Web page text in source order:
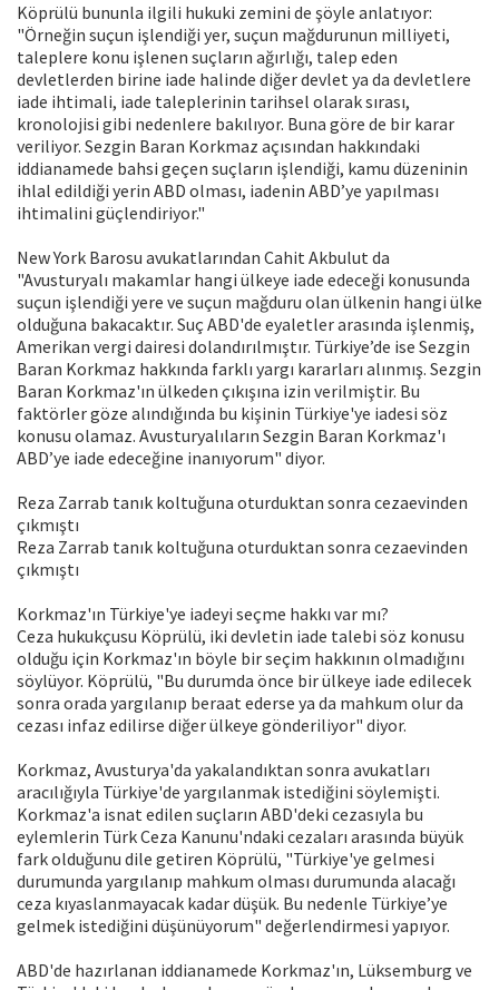
Köprülü bununla ilgili hukuki zemini de şöyle anlatıyor:
"Örneğin suçun işlendiği yer, suçun mağdurunun milliyeti,
taleplere konu işlenen suçların ağırlığı, talep eden
devletlerden birine iade halinde diğer devlet ya da devletlere
iade ihtimali, iade taleplerinin tarihsel olarak sırası,
kronolojisi gibi nedenlere bakılıyor. Buna göre de bir karar
veriliyor. Sezgin Baran Korkmaz açısından hakkındaki
iddianamede bahsi geçen suçların işlendiği, kamu düzeninin
ihlal edildiği yerin ABD olması, iadenin ABD’ye yapılması
ihtimalini güçlendiriyor."
New York Barosu avukatlarından Cahit Akbulut da
"Avusturyalı makamlar hangi ülkeye iade edeceği konusunda
suçun işlendiği yere ve suçun mağduru olan ülkenin hangi ülke
olduğuna bakacaktır. Suç ABD'de eyaletler arasında işlenmiş,
Amerikan vergi dairesi dolandırılmıştır. Türkiye’de ise Sezgin
Baran Korkmaz hakkında farklı yargı kararları alınmış. Sezgin
Baran Korkmaz'ın ülkeden çıkışına izin verilmiştir. Bu
faktörler göze alındığında bu kişinin Türkiye'ye iadesi söz
konusu olamaz. Avusturyalıların Sezgin Baran Korkmaz'ı
ABD’ye iade edeceğine inanıyorum" diyor.
Reza Zarrab tanık koltuğuna oturduktan sonra cezaevinden
çıkmıştı
Reza Zarrab tanık koltuğuna oturduktan sonra cezaevinden
çıkmıştı
Korkmaz'ın Türkiye'ye iadeyi seçme hakkı var mı?
Ceza hukukçusu Köprülü, iki devletin iade talebi söz konusu
olduğu için Korkmaz'ın böyle bir seçim hakkının olmadığını
söylüyor. Köprülü, "Bu durumda önce bir ülkeye iade edilecek
sonra orada yargılanıp beraat ederse ya da mahkum olur da
cezası infaz edilirse diğer ülkeye gönderiliyor" diyor.
Korkmaz, Avusturya'da yakalandıktan sonra avukatları
aracılığıyla Türkiye'de yargılanmak istediğini söylemişti.
Korkmaz'a isnat edilen suçların ABD'deki cezasıyla bu
eylemlerin Türk Ceza Kanunu'ndaki cezaları arasında büyük
fark olduğunu dile getiren Köprülü, "Türkiye'ye gelmesi
durumunda yargılanıp mahkum olması durumunda alacağı
ceza kıyaslanmayacak kadar düşük. Bu nedenle Türkiye’ye
gelmek istediğini düşünüyorum" değerlendirmesi yapıyor.
ABD'de hazırlanan iddianamede Korkmaz'ın, Lüksemburg ve